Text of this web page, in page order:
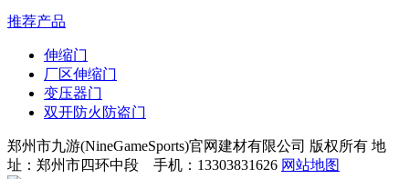
推荐产品
伸缩门
厂区伸缩门
变压器门
双开防火防盗门
郑州市九游(NineGameSports)官网建材有限公司 版权所有 地
址：郑州市四环中段 手机：13303831626 网站地图